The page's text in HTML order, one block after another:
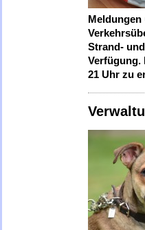
Meldungen
Strand-
Verfügung.
21 Uhr zu